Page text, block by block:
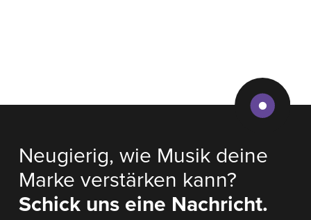
Neugierig, wie Musik deine
Marke verstärken kann?
Schick uns eine Nachricht.